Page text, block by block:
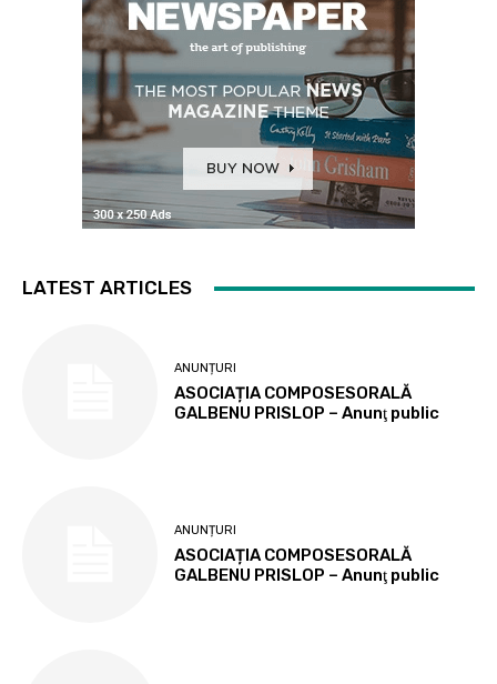
LATEST ARTICLES
ANUNȚURI
ASOCIAȚIA COMPOSESORALĂ
GALBENU PRISLOP – Anunţ public
ANUNȚURI
ASOCIAȚIA COMPOSESORALĂ
GALBENU PRISLOP – Anunţ public